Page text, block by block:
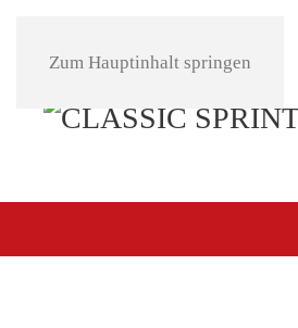
Zum Hauptinhalt springen